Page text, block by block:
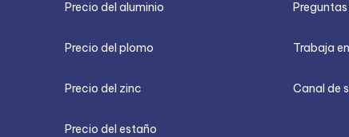
Precio del aluminio
Precio del plomo
Precio del zinc
Precio del estaño
Trabaja
Canal de